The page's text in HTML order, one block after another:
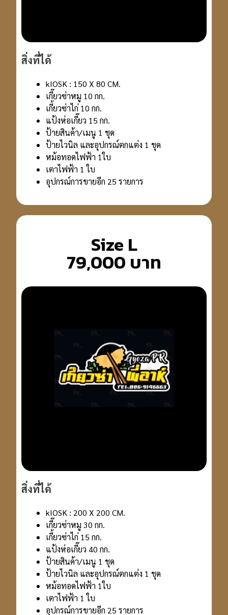
สิ่งที่ได้
kIOSK : 150 X 80 CM.
เกี๊ยวซ่าหมู 10 กก.
เกี้ยวซ่าไก่ 10 กก.
แป้งห่อเกี๊ยว 15 กก.
ป้ายสินค้า/เมนู 1 ชุด
ป้ายไวนิล และอุปกรณ์ตกแต่ง 1 ชุด
หม้อทอดไฟฟ้า 1ใบ
เตาไฟฟ้า 1 ใบ
อุปกรณ์การขายอีก 25 รายการ
Size L
79,000 บาท
สิ่งที่ได้
kIOSK : 200 X 200 CM.
เกี๊ยวซ่าหมู 30 กก.
เกี้ยวซ่าไก่ 15 กก.
แป้งห่อเกี๊ยว 40 กก.
ป้ายสินค้า/เมนู 1 ชุด
ป้ายไวนิล และอุปกรณ์ตกแต่ง 1 ชุด
หม้อทอดไฟฟ้า 1ใบ
เตาไฟฟ้า 1 ใบ
อุปกรณ์การขายอีก 25 รายการ